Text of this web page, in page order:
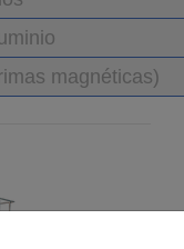
magnéticas)